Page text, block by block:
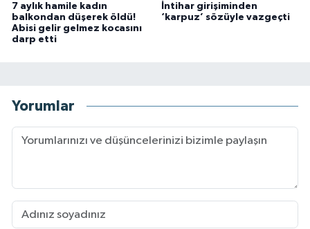
7 aylık hamile kadın
balkondan düşerek öldü!
Abisi gelir gelmez kocasını
darp etti
İntihar girişiminden
‘karpuz’ sözüyle vazgeçti
Yorumlar